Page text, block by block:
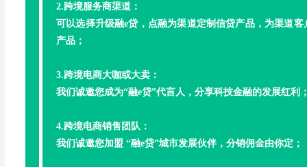
2.跨境服务商渠道：
可以选择升级融e贷，点融为渠道定制信贷产品， 为渠道客
产品；
3.跨境电商大咖或大卖：
我们诚邀您成为“融e贷”代言人， 分享科技金融的发展红利
4.跨境电商销售团队：
我们诚邀您加盟 “融e贷”城市发展伙伴， 分销佣金由你定；